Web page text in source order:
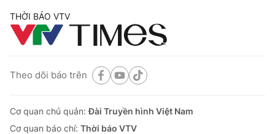
THỜI BÁO VTV
Theo dõi báo trên
Cơ quan chủ quản:Đài Truyền hình Việt Nam
Cơ quan báo chí: Thời báo VTV